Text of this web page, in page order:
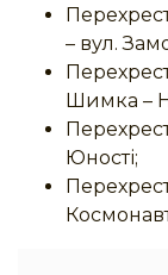
– вул.
Шимка –
Юності;